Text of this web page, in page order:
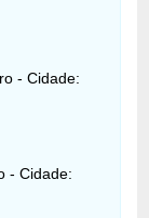
- Cidade:
- Cidade: